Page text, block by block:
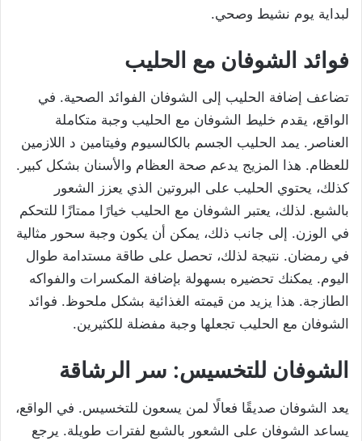
لبداية يوم نشيط وصحي.
فوائد الشوفان مع الحليب
تضاعف إضافة الحليب إلى الشوفان الفوائد الصحية. في
الواقع، يقدم خليط الشوفان مع الحليب وجبة متكاملة
العناصر. يمد الحليب الجسم بالكالسيوم وفيتامين د اللازمين
للعظام. هذا المزيج يدعم صحة العظام والأسنان بشكل كبير.
كذلك، يحتوي الحليب على البروتين الذي يعزز الشعور
بالشبع. لذلك، يعتبر الشوفان مع الحليب خيارًا ممتازًا للتحكم
في الوزن. إلى جانب ذلك، يمكن أن يكون وجبة سحور مثالية
في رمضان. نتيجة لذلك، تحصل على طاقة مستدامة طوال
اليوم. يمكنك تحضيره بسهولة بإضافة المكسرات والفواكه
الطازجة. هذا يزيد من قيمته الغذائية بشكل ملحوظ. فوائد
الشوفان مع الحليب تجعلها وجبة مفضلة للكثيرين.
الشوفان للتخسيس: سر الرشاقة
يعد الشوفان صديقًا فعالًا لمن يسعون للتخسيس. في الواقع،
يساعد الشوفان على الشعور بالشبع لفترات طويلة. يرجع